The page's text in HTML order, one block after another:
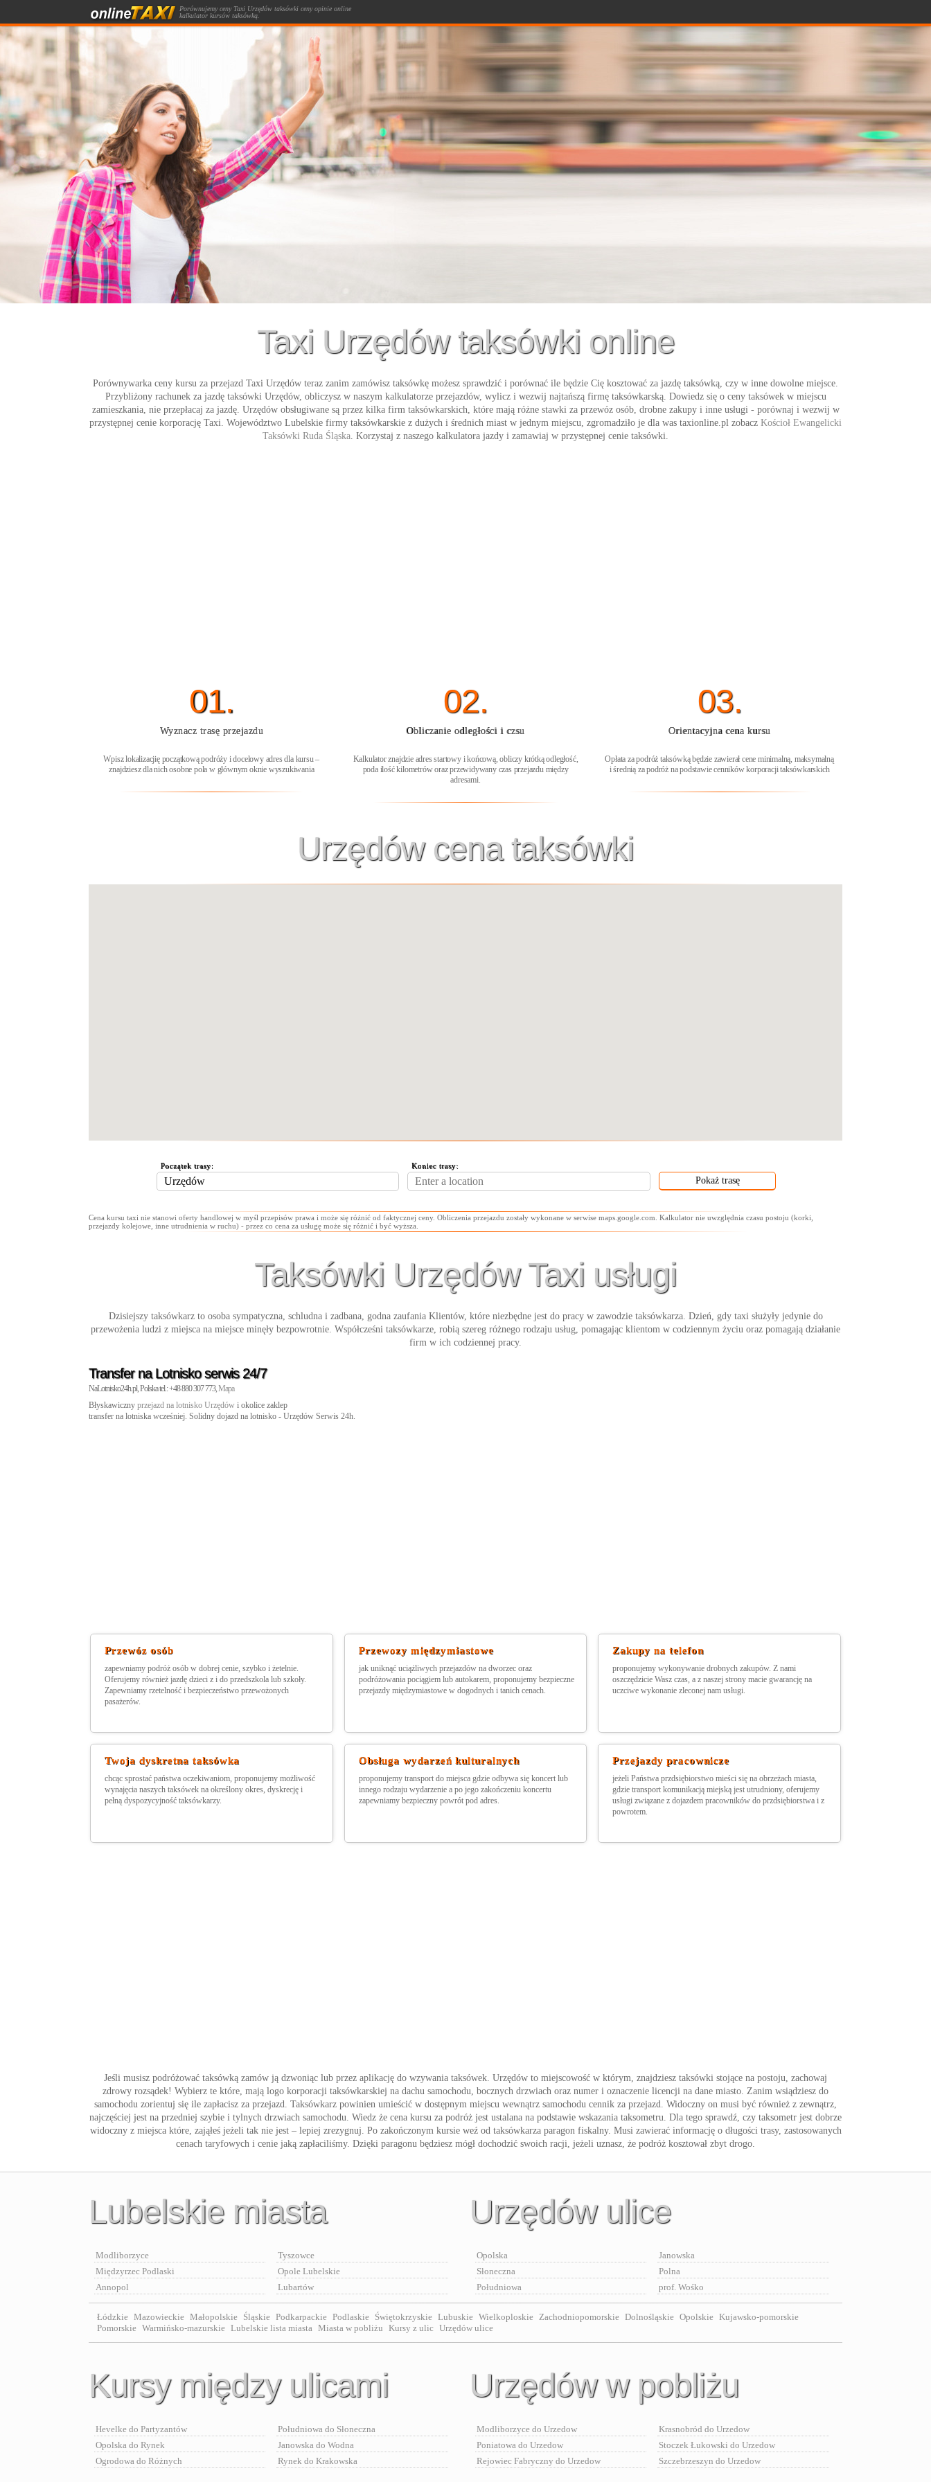
Porównujemy ceny Taxi Urzędów taksówki ceny opinie online
kalkulator kursów taksówką.
Taxi Urzędów taksówki online
Porównywarka ceny kursu za przejazd Taxi Urzędów teraz zanim zamówisz taksówkę możesz sprawdzić i porównać ile będzie Cię kosztować za jazdę taksówką, czy w inne dowolne miejsce.
Przybliżony rachunek za jazdę taksówki Urzędów, obliczysz w naszym kalkulatorze przejazdów, wylicz i wezwij najtańszą firmę taksówkarską. Dowiedz się o ceny taksówek w miejscu
zamieszkania, nie przepłacaj za jazdę. Urzędów obsługiwane są przez kilka firm taksówkarskich, które mają różne stawki za przewóz osób, drobne zakupy i inne usługi - porównaj i wezwij w
przystępnej cenie korporację Taxi. Województwo Lubelskie firmy taksówkarskie z dużych i średnich miast w jednym miejscu, zgromadziło je dla was taxionline.pl zobacz Kościoł Ewangelicki
Taksówki Ruda Śląska. Korzystaj z naszego kalkulatora jazdy i zamawiaj w przystępnej cenie taksówki.
01.
Wyznacz trasę przejazdu
Wpisz lokalizacjię początkową podróży i docelowy adres dla kursu –
znajdziesz dla nich osobne pola w głównym oknie wyszukiwania
02.
Obliczanie odległości i czsu
Kalkulator znajdzie adres startowy i końcową, obliczy krótką odległość,
poda ilość kilometrów oraz przewidywany czas przejazdu między
adresami.
03.
Orientacyjna cena kursu
Opłata za podróż taksówką będzie zawierał cene minimalną, maksymalną
i średnią za podróż na podstawie cenników korporacji taksówkarskich
Urzędów cena taksówki
Początek trasy: Koniec trasy:
Cena kursu taxi nie stanowi oferty handlowej w myśl przepisów prawa i może się różnić od faktycznej ceny. Obliczenia przejazdu zostały wykonane w serwise maps.google.com. Kalkulator nie uwzględnia czasu postoju (korki,
przejazdy kolejowe, inne utrudnienia w ruchu) - przez co cena za usługę może się różnić i być wyższa.
Taksówki Urzędów Taxi usługi
Dzisiejszy taksówkarz to osoba sympatyczna, schludna i zadbana, godna zaufania Klientów, które niezbędne jest do pracy w zawodzie taksówkarza. Dzień, gdy taxi służyły jedynie do
przewożenia ludzi z miejsca na miejsce minęły bezpowrotnie. Współcześni taksówkarze, robią szereg różnego rodzaju usług, pomagając klientom w codziennym życiu oraz pomagają działanie
firm w ich codziennej pracy.
Transfer na Lotnisko serwis 24/7
NaLotnisko24h.pl, Polska tel.: +48 880 307 773,Mapa
Błyskawiczny przejazd na lotnisko Urzędów i okolice zaklep
transfer na lotniska wcześniej. Solidny dojazd na lotnisko - Urzędów Serwis 24h.
Przewóz osób
zapewniamy podróż osób w dobrej cenie, szybko i żetelnie.
Oferujemy również jazdę dzieci z i do przedszkola lub szkoły.
Zapewniamy rzetelność i bezpieczeństwo przewożonych
pasażerów.
Przewozy międzymiastowe
jak uniknąć uciążliwych przejazdów na dworzec oraz
podróżowania pociągiem lub autokarem, proponujemy bezpieczne
przejazdy międzymiastowe w dogodnych i tanich cenach.
Zakupy na telefon
proponujemy wykonywanie drobnych zakupów. Z nami
oszczędzicie Wasz czas, a z naszej strony macie gwarancję na
uczciwe wykonanie zleconej nam usługi.
Twoja dyskretna taksówka
chcąc sprostać państwa oczekiwaniom, proponujemy możliwość
wynajęcia naszych taksówek na określony okres, dyskrecję i
pełną dyspozycyjność taksówkarzy.
Obsługa wydarzeń kulturalnych
proponujemy transport do miejsca gdzie odbywa się koncert lub
innego rodzaju wydarzenie a po jego zakończeniu koncertu
zapewniamy bezpieczny powrót pod adres.
Przejazdy pracownicze
jeżeli Państwa przdsiębiorstwo mieści się na obrzeżach miasta,
gdzie transport komunikacją miejską jest utrudniony, oferujemy
usługi związane z dojazdem pracowników do przdsiębiorstwa i z
powrotem.
Jeśli musisz podróżować taksówką zamów ją dzwoniąc lub przez aplikację do wzywania taksówek. Urzędów to miejscowość w którym, znajdziesz taksówki stojące na postoju, zachowaj
zdrowy rozsądek! Wybierz te które, mają logo korporacji taksówkarskiej na dachu samochodu, bocznych drzwiach oraz numer i oznaczenie licencji na dane miasto. Zanim wsiądziesz do
samochodu zorientuj się ile zapłacisz za przejazd. Taksówkarz powinien umieścić w dostępnym miejscu wewnątrz samochodu cennik za przejazd. Widoczny on musi być również z zewnątrz,
najczęściej jest na przedniej szybie i tylnych drzwiach samochodu. Wiedz że cena kursu za podróż jest ustalana na podstawie wskazania taksometru. Dla tego sprawdź, czy taksometr jest dobrze
widoczny z miejsca które, zająłeś jeżeli tak nie jest – lepiej zrezygnuj. Po zakończonym kursie weź od taksówkarza paragon fiskalny. Musi zawierać informację o długości trasy, zastosowanych
cenach taryfowych i cenie jaką zapłaciliśmy. Dzięki paragonu będziesz mógł dochodzić swoich racji, jeżeli uznasz, że podróż kosztował zbyt drogo.
Lubelskie miasta
Modliborzyce
Tyszowce
Międzyrzec Podlaski
Opole Lubelskie
Annopol
Lubartów
Urzędów ulice
Opolska
Janowska
Słoneczna
Polna
Południowa
prof. Wośko
Łódzkie Mazowieckie Małopolskie Śląskie Podkarpackie Podlaskie Świętokrzyskie Lubuskie Wielkoploskie Zachodniopomorskie Dolnośląskie Opolskie Kujawsko-pomorskie
Pomorskie Warmińsko-mazurskie Lubelskie lista miasta Miasta w pobliżu Kursy z ulic Urzędów ulice
Kursy między ulicami
Hevelke do Partyzantów
Południowa do Słoneczna
Opolska do Rynek
Janowska do Wodna
Ogrodowa do Różnych
Rynek do Krakowska
Urzędów w pobliżu
Modliborzyce do Urzedow
Krasnobród do Urzedow
Poniatowa do Urzedow
Stoczek Łukowski do Urzedow
Rejowiec Fabryczny do Urzedow
Szczebrzeszyn do Urzedow